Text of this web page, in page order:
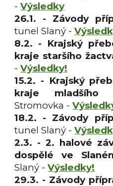
-Výsledky
26.1. - Závody
tunel Slaný -
8.2. - Krajský
kraje staršího
-Výsledky!
15.2. - Krajský
kraje mladšího
Stromovka -
18.2. - Závody
tunel Slaný -
2.3. - 2. halové
dospělé ve
Slaný -Výsledky!
29.3. - Závody